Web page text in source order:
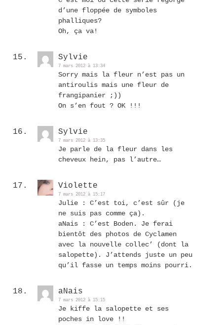
d’une floppée de symboles
phalliques?
Oh, ça va!
Sylvie
7 mars 2012 à 13:34
Sorry mais la fleur n’est pas un
antiroulis mais une fleur de
frangipanier ;))
On s’en fout ? OK !!!
Sylvie
7 mars 2012 à 13:35
Je parle de la fleur dans les
cheveux hein, pas l’autre…
Violette
7 mars 2012 à 15:17
Julie : C’est toi, c’est sûr (je
ne suis pas comme ça).
aNais : C’est Boden. Je ferai
bientôt des photos de Cyclamen
avec la nouvelle collec’ (dont la
salopette). J’attends juste un peu
qu’il fasse un temps moins pourri.
aNais
7 mars 2012 à 15:15
Je kiffe la salopette et ses
poches in love !!